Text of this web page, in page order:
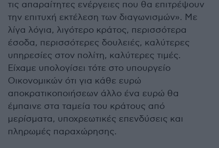
τις απαραίτητες ενέργειες που θα επιτρέψουν
την επιτυχή εκτέλεση των διαγωνισμών». Με
λίγα λόγια, λιγότερο κράτος, περισσότερα
έσοδα, περισσότερες δουλειές, καλύτερες
υπηρεσίες στον πολίτη, καλύτερες τιμές.
Είχαμε υπολογίσει τότε στο υπουργείο
Οικονομικών ότι για κάθε ευρώ
αποκρατικοποιήσεων άλλο ένα ευρώ θα
έμπαινε στα ταμεία του κράτους από
μερίσματα, υποχρεωτικές επενδύσεις και
πληρωμές παραχώρησης.